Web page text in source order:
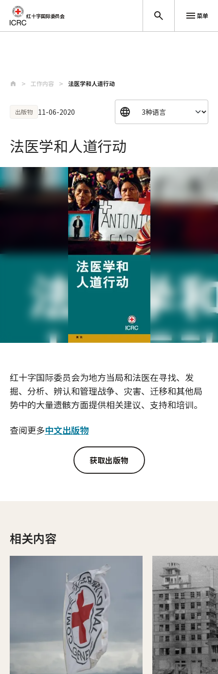
红十字国际委员会 菜单
工作内容 法医学和人道行动
出版物 11-06-2020
法医学和人道行动
红十字国际委员会为地方当局和法医在寻找、发
掘、分析、辨认和管理战争、灾害、迁移和其他局
势中的大量遗骸方面提供相关建议、支持和培训。
查阅更多中文出版物
获取出版物
相关内容